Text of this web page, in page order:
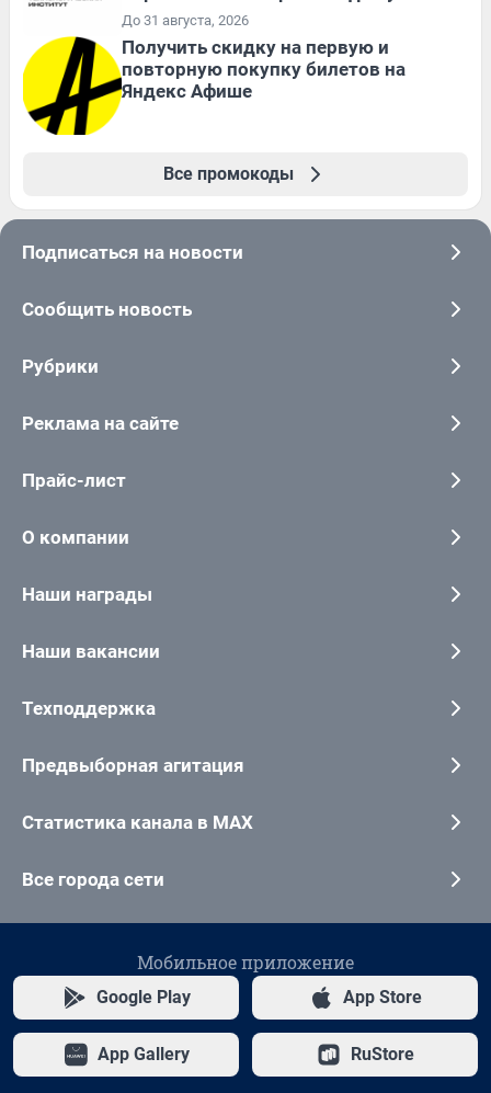
До 31 августа, 2026
Получить скидку на первую и
повторную покупку билетов на
Яндекс Афише
Все промокоды
Подписаться на новости
Сообщить новость
Рубрики
Реклама на сайте
Прайс-лист
О компании
Наши награды
Наши вакансии
Техподдержка
Предвыборная агитация
Статистика канала в MAX
Все города сети
Мобильное приложение
Google Play App Store
App Gallery RuStore